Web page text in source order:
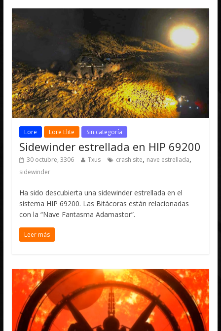
Lore Lore Elite Sin categoría
Sidewinder estrellada en HIP 69200
30 octubre, 3306 Txus crash site, nave estrellada,
sidewinder
Ha sido descubierta una sidewinder estrellada en el
sistema HIP 69200. Las Bitácoras están relacionadas
con la “Nave Fantasma Adamastor”.
Leer más